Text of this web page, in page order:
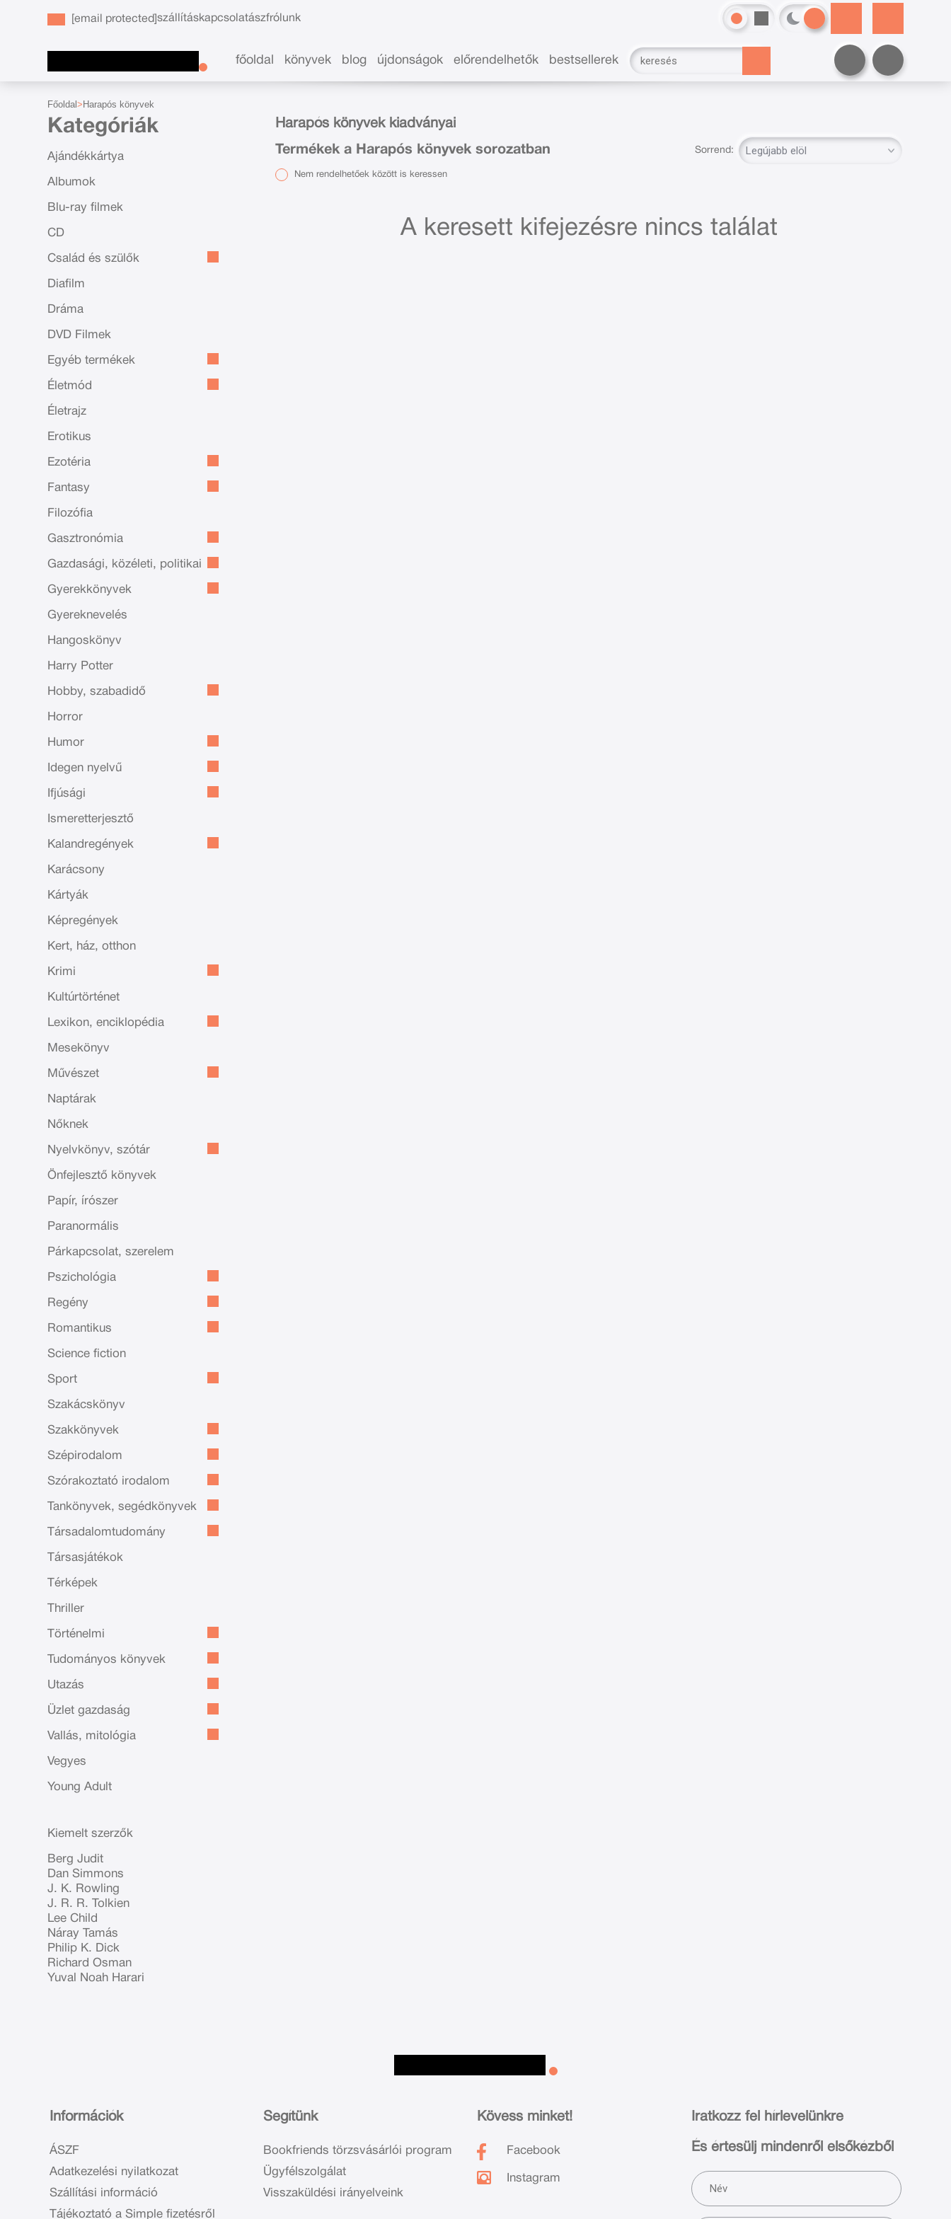
[email protected]szállításkapcsolatászfrólunk
főoldal könyvek blog újdonságok előrendelhetők bestsellerek
Főoldal Harapós könyvek
Kategóriák
Ajándékkártya
Albumok
Blu-ray filmek
CD
Család és szülők
Diafilm
Dráma
DVD Filmek
Egyéb termékek
Életmód
Életrajz
Erotikus
Ezotéria
Fantasy
Filozófia
Gasztronómia
Gazdasági, közéleti, politikai
Gyerekkönyvek
Gyereknevelés
Hangoskönyv
Harry Potter
Hobby, szabadidő
Horror
Humor
Idegen nyelvű
Ifjúsági
Ismeretterjesztő
Kalandregények
Karácsony
Kártyák
Képregények
Kert, ház, otthon
Krimi
Kultúrtörténet
Lexikon, enciklopédia
Mesekönyv
Művészet
Naptárak
Nőknek
Nyelvkönyv, szótár
Önfejlesztő könyvek
Papír, írószer
Paranormális
Párkapcsolat, szerelem
Pszichológia
Regény
Romantikus
Science fiction
Sport
Szakácskönyv
Szakkönyvek
Szépirodalom
Szórakoztató irodalom
Tankönyvek, segédkönyvek
Társadalomtudomány
Társasjátékok
Térképek
Thriller
Történelmi
Tudományos könyvek
Utazás
Üzlet gazdaság
Vallás, mitológia
Vegyes
Young Adult
Kiemelt szerzők
Berg Judit
Dan Simmons
J. K. Rowling
J. R. R. Tolkien
Lee Child
Náray Tamás
Philip K. Dick
Richard Osman
Yuval Noah Harari
Harapós könyvek kiadványai
Termékek a Harapós könyvek sorozatban Sorrend:
Nem rendelhetőek között is keressen
A keresett kifejezésre nincs találat
Információk
ÁSZF
Adatkezelési nyilatkozat
Szállítási információ
Tájékoztató a Simple fizetésről
Segítünk
Bookfriends törzsvásárlói program
Ügyfélszolgálat
Visszaküldési irányelveink
Kövess minket!
Facebook
Instagram
Iratkozz fel hírlevelünkre
És értesülj mindenről elsőkézből